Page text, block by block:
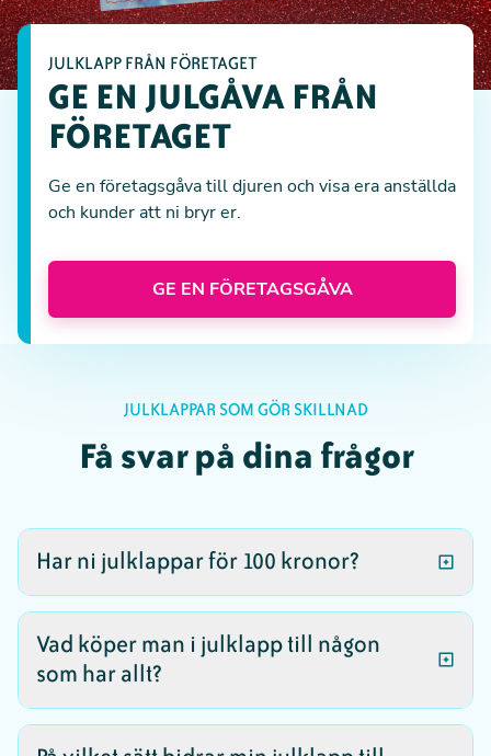
JULKLAPP FRÅN FÖRETAGET
GE EN JULGÅVA FRÅN
FÖRETAGET
Ge en företagsgåva till djuren och visa era anställda
och kunder att ni bryr er.
GE EN FÖRETAGSGÅVA
JULKLAPPAR SOM GÖR SKILLNAD
Få svar på dina frågor
Har ni julklappar för 100 kronor?
JULKLAPPAR SOM GÖR SKILLNAD FÖR DJUREN
Vi har många julklappar
till bra pris
Vad köper man i julklapp till någon
som har allt?
HÄR FINNS PERSONLIGA JULKLAPPAR